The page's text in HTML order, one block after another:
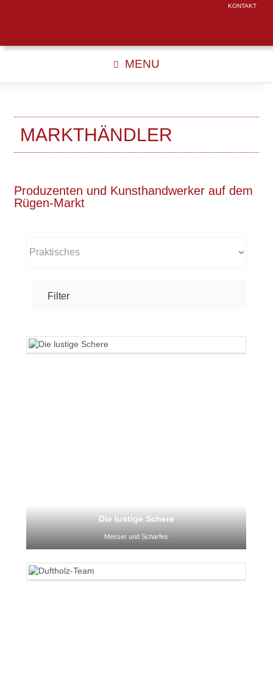
KONTAKT
MENU
MARKTHÄNDLER
Produzenten und Kunsthandwerker auf dem
Rügen-Markt
Filter
Die lustige Schere
Messer und Scharfes